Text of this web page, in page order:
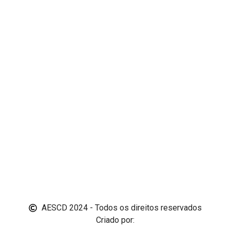
AESCD 2024 - Todos os direitos reservados
Criado por: